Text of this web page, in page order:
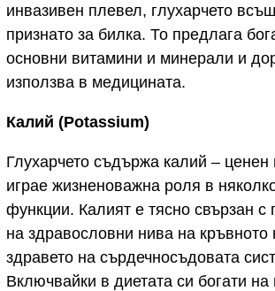
инвазивен плевел, глухарчето
признато за билка. То предлага
основни витамини и минерали и
използва в медицината.
Калий (Potassium)
Глухарчето съдържа калий – ценен
играе жизненоважна роля в
функции. Калият е тясно свързан с
на здравословни нива на кръвното
здравето на сърдечносъдовата
Включвайки в диетата си богати на